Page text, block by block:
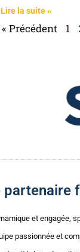
Lire la suite »
« Précédent 1
et engagée,
passionnée et